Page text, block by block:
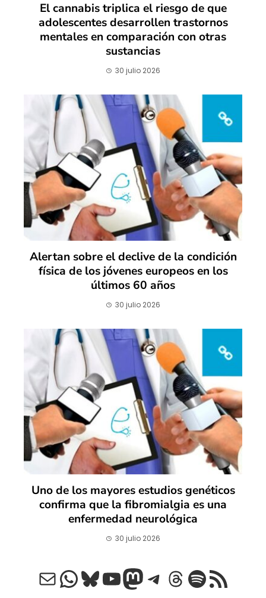
El cannabis triplica el riesgo de que
adolescentes desarrollen trastornos
mentales en comparación con otras
sustancias
30 julio 2026
Alertan sobre el declive de la condición
física de los jóvenes europeos en los
últimos 60 años
30 julio 2026
Uno de los mayores estudios genéticos
confirma que la fibromialgia es una
enfermedad neurológica
30 julio 2026
Correo electrónico
WhatsApp
Bluesky
YouTube
Mastodon
Telegram
Threads
Spotify
Feed RSS